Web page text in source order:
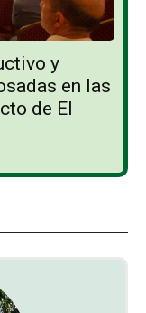
y
en las
de El